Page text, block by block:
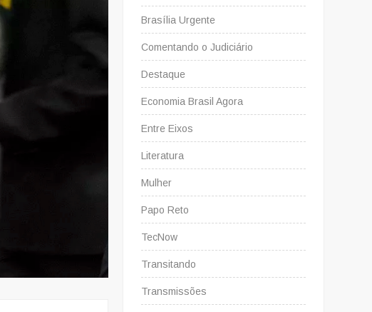
Brasília Urgente
Comentando o Judiciário
Destaque
Economia Brasil Agora
Entre Eixos
Literatura
Mulher
Papo Reto
TecNow
Transitando
Transmissões